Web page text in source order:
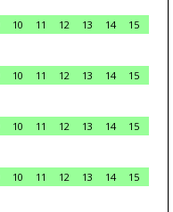
10 11 12 13 14
15
10 11 12 13 14
15
10 11 12 13 14
15
10 11 12 13 14
15